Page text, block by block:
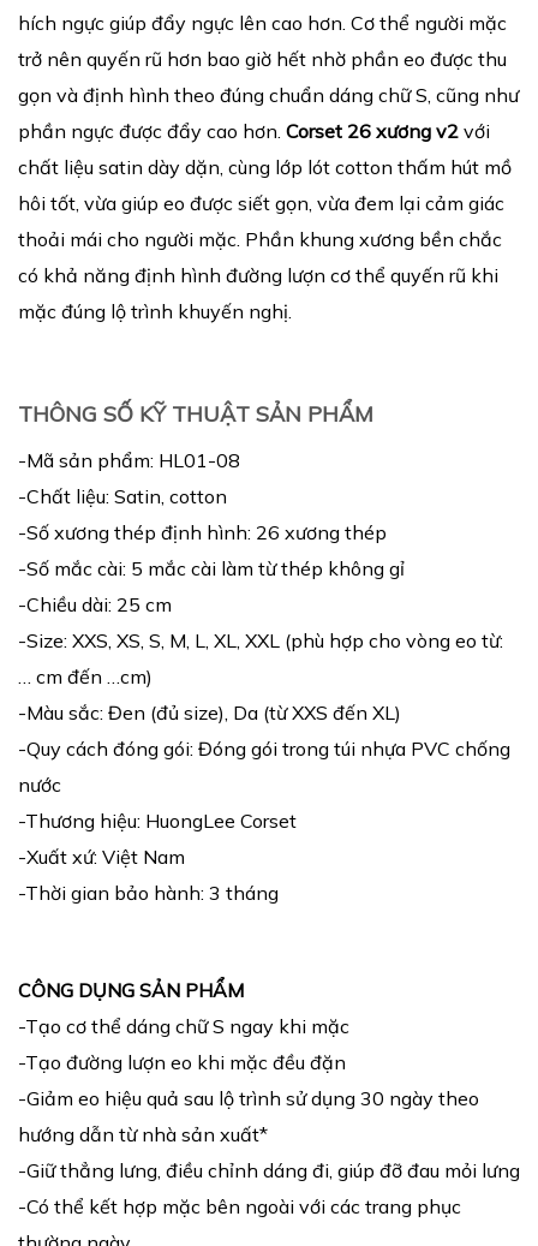
hích ngực giúp đẩy ngực lên cao hơn. Cơ thể người mặc
trở nên quyến rũ hơn bao giờ hết nhờ phần eo được thu
gọn và định hình theo đúng chuẩn dáng chữ S, cũng như
phần ngực được đẩy cao hơn. Corset 26 xương v2 với
chất liệu satin dày dặn, cùng lớp lót cotton thấm hút mồ
hôi tốt, vừa giúp eo được siết gọn, vừa đem lại cảm giác
thoải mái cho người mặc. Phần khung xương bền chắc
có khả năng định hình đường lượn cơ thể quyến rũ khi
mặc đúng lộ trình khuyến nghị.
THÔNG SỐ KỸ THUẬT SẢN PHẨM
-Mã sản phẩm: HL01-08
-Chất liệu: Satin, cotton
-Số xương thép định hình: 26 xương thép
-Số mắc cài: 5 mắc cài làm từ thép không gỉ
-Chiều dài: 25 cm
-Size: XXS, XS, S, M, L, XL, XXL (phù hợp cho vòng eo từ:
… cm đến …cm)
-Màu sắc: Đen (đủ size), Da (từ XXS đến XL)
-Quy cách đóng gói: Đóng gói trong túi nhựa PVC chống
nước
-Thương hiệu: HuongLee Corset
-Xuất xứ: Việt Nam
-Thời gian bảo hành: 3 tháng
CÔNG DỤNG SẢN PHẨM
-Tạo cơ thể dáng chữ S ngay khi mặc
-Tạo đường lượn eo khi mặc đều đặn
-Giảm eo hiệu quả sau lộ trình sử dụng 30 ngày theo
hướng dẫn từ nhà sản xuất*
-Giữ thẳng lưng, điều chỉnh dáng đi, giúp đỡ đau mỏi lưng
-Có thể kết hợp mặc bên ngoài với các trang phục